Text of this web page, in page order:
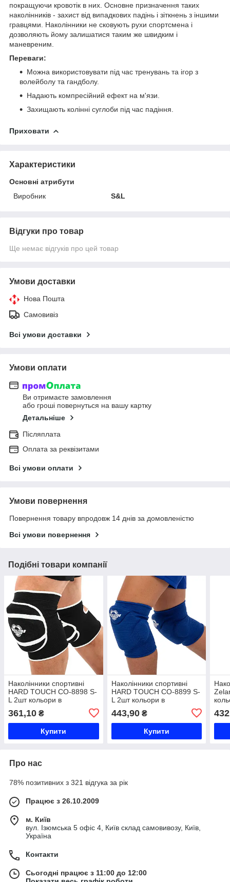
покращуючи кровотік в них. Основне призначення таких
наколінників - захист від випадкових падінь і зіткнень з іншими
гравцями. Наколінники не сковують рухи спортсмена і
дозволяють йому залишатися таким же швидким і
маневреним.
Переваги:
Можна використовувати під час тренувань та ігор з
волейболу та гандболу.
Надають компресійний ефект на м'язи.
Захищають колінні суглоби під час падіння.
Приховати
Характеристики
Основні атрибути
Виробник
S&L
Відгуки про товар
Ще немає відгуків про цей товар
Умови доставки
Нова Пошта
Самовивіз
Всі умови доставки
Умови оплати
Ви отримаєте замовлення
або гроші повернуться на вашу картку
Детальніше
Післяплата
Оплата за реквізитами
Всі умови оплати
Умови повернення
Повернення товару впродовж 14 днів за домовленістю
Всі умови повернення
Подібні товари компанії
Наколінники спортивні
HARD TOUCH CO-8898 S-
L 2шт кольори в
асортименті Код CO-8898
361,10 ₴
Купити
Наколінники спортивні
HARD TOUCH CO-8899 S-
L 2шт кольори в
асортименті Код CO-8899
443,90₴
Купити
Про нас
78% позитивних з 321 відгука за рік
Працює з 26.10.2009
м. Київ
вул. Ізюмська 5 офіс 4, Київ склад самовивозу, Київ,
Україна
Контакти
Сьогодні працює з 11:00 до 12:00